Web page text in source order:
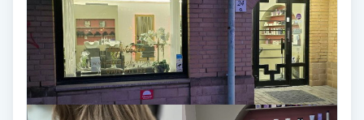
Fet hårbotten
Fettreducering
Fibromassage